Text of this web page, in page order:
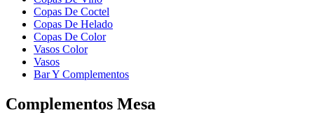
Copas De Coctel
Copas De Helado
Copas De Color
Vasos Color
Vasos
Bar Y Complementos
Complementos Mesa